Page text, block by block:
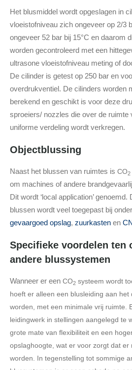
Het blusmiddel wordt opgeslagen in
vloeistofniveau zich ongeveer op 2/3
ongeveer 52 bar bij 15°C en daarom
worden gecontroleerd met een
ultrasone vloeistofniveau meting of
De cilinder is getest op 250 bar en
overdrukventiel. De cilinders worden
berekend en geschikt is voor deze
sproeiers/ nozzles die over de ruimte
uniforme verdeling wordt verkregen.
Objectblussing
Naast het blussen van ruimtes is CO2
om machines of andere
Dit wordt ‘local application’
blussen wordt veel toegepast bij
gevaargoed opslag, zuurkasten en
Specifieke voordelen ten
andere blussystemen
Wanneer er een CO2 systeem wordt
hoeft er alleen een blusleiding aan het
worden, met een minimale vrij ruimte.
leidingwerk in stellingen aangelegd te
grote mate van flexibiliteit en een
opslaghoogte, wat er voor zorgt dat er
worden. In tegenstelling tot sommige